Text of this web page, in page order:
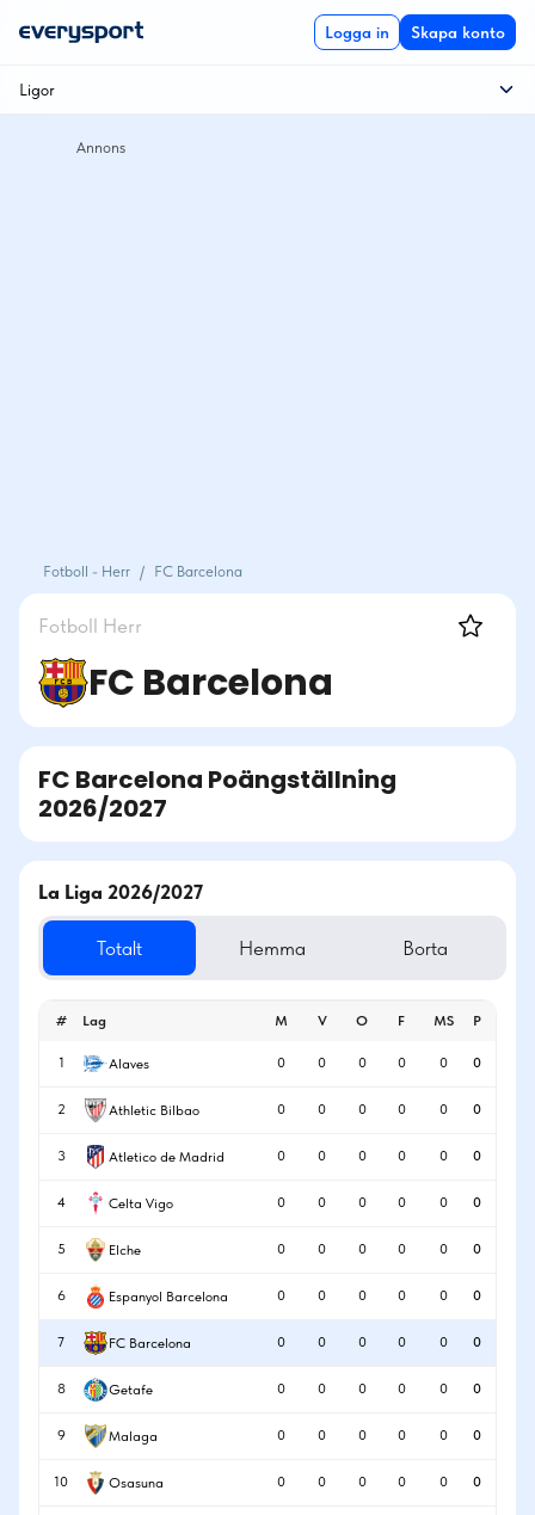
Logga in Skapa konto
Ligor
Spanska cupen
Fotboll - Herr / FC Barcelona
Fotboll Herr
FC Barcelona
FC Barcelona Poängställning
2026/2027
La Liga 2026/2027
Totalt Hemma Borta
# Lag M V O F MS P
1 Alaves 0 0 0 0 0 0
2 Athletic Bilbao 0 0 0 0 0 0
3 Atletico de Madrid 0 0 0 0 0 0
4 Celta Vigo 0 0 0 0 0 0
5 Elche 0 0 0 0 0 0
6 Espanyol Barcelona 0 0 0 0 0 0
7 FC Barcelona 0 0 0 0 0 0
8 Getafe 0 0 0 0 0 0
9 Malaga 0 0 0 0 0 0
10 Osasuna 0 0 0 0 0 0